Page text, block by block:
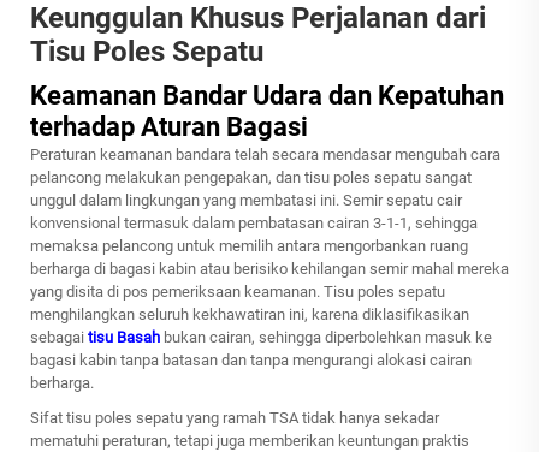
Keunggulan Khusus Perjalanan dari
Tisu Poles Sepatu
Keamanan Bandar Udara dan Kepatuhan
terhadap Aturan Bagasi
Peraturan keamanan bandara telah secara mendasar mengubah cara
pelancong melakukan pengepakan, dan tisu poles sepatu sangat
unggul dalam lingkungan yang membatasi ini. Semir sepatu cair
konvensional termasuk dalam pembatasan cairan 3-1-1, sehingga
memaksa pelancong untuk memilih antara mengorbankan ruang
berharga di bagasi kabin atau berisiko kehilangan semir mahal mereka
yang disita di pos pemeriksaan keamanan. Tisu poles sepatu
menghilangkan seluruh kekhawatiran ini, karena diklasifikasikan
sebagai tisu Basah bukan cairan, sehingga diperbolehkan masuk ke
bagasi kabin tanpa batasan dan tanpa mengurangi alokasi cairan
berharga.
Sifat tisu poles sepatu yang ramah TSA tidak hanya sekadar
mematuhi peraturan, tetapi juga memberikan keuntungan praktis